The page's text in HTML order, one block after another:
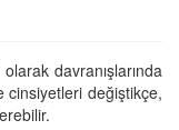
davranışlarında
cinsiyetleri değiştikçe,